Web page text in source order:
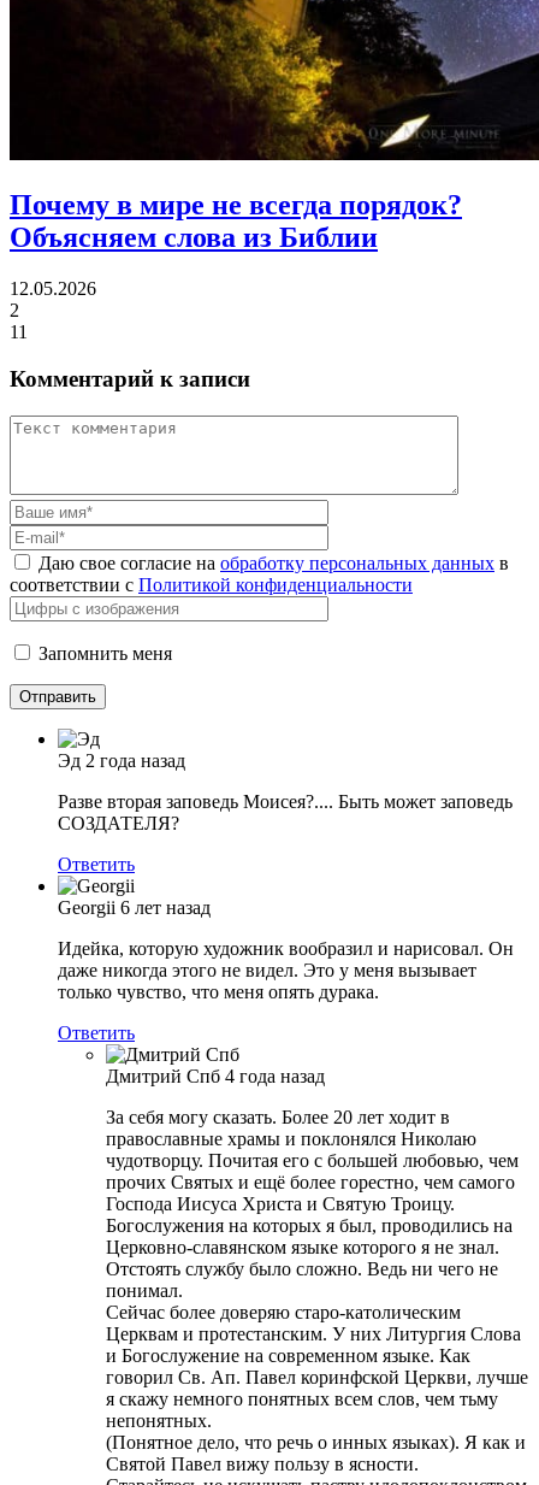
Почему в мире не всегда порядок?
Объясняем слова из Библии
12.05.2026
2
11
Комментарий к записи
Даю свое согласие на обработку персональных данных в
соответствии с Политикой конфиденциальности
Запомнить меня
Эд 2 года назад
Разве вторая заповедь Моисея?.... Быть может заповедь
СОЗДАТЕЛЯ?
Ответить
Georgii 6 лет назад
Идейка, которую художник вообразил и нарисовал. Он
даже никогда этого не видел. Это у меня вызывает
только чувство, что меня опять дурака.
Ответить
Дмитрий Спб 4 года назад
За себя могу сказать. Более 20 лет ходит в
православные храмы и поклонялся Николаю
чудотворцу. Почитая его с большей любовью, чем
прочих Святых и ещё более горестно, чем самого
Господа Иисуса Христа и Святую Троицу.
Богослужения на которых я был, проводились на
Церковно-славянском языке которого я не знал.
Отстоять службу было сложно. Ведь ни чего не
понимал.
Сейчас более доверяю старо-католическим
Церквам и протестанским. У них Литургия Слова
и Богослужение на современном языке. Как
говорил Св. Ап. Павел коринфской Церкви, лучше
я скажу немного понятных всем слов, чем тьму
непонятных.
(Понятное дело, что речь о инных языках). Я как и
Святой Павел вижу пользу в ясности.